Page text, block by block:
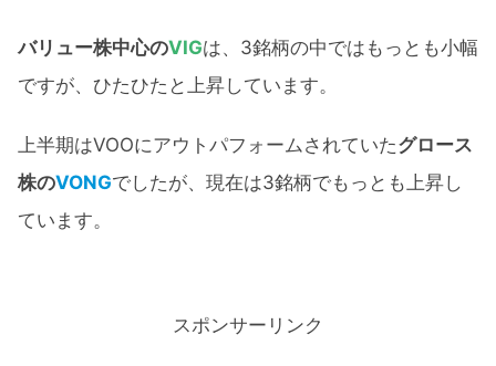
バリュー株中心のVIGは、3銘柄の中ではもっとも小幅
ですが、ひたひたと上昇しています。
上半期はVOOにアウトパフォームされていたグロース
株のVONGでしたが、現在は3銘柄でもっとも上昇し
ています。
スポンサーリンク